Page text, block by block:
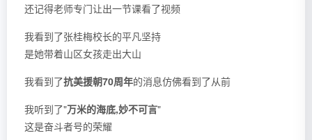
还记得老师专门让出一节课看了视频
我看到了张桂梅校长的平凡坚持
是她带着山区女孩走出大山
我看到了抗美援朝70周年的消息仿佛看到了从前
我听到了"万米的海底,妙不可言"
这是奋斗者号的荣耀